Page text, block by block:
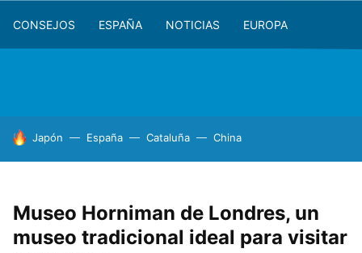
CONSEJOS ESPAÑA NOTICIAS EUROPA
HOY SE HABLA DE
Japón España Cataluña China
Museo Horniman de Londres, un
museo tradicional ideal para visitar